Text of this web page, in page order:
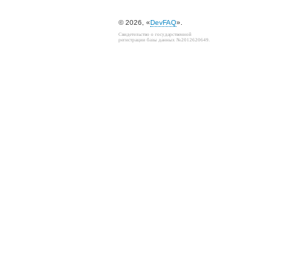
© 2026, «DevFAQ».
Свидетельство о государственной
регистрации базы данных №2012620649.